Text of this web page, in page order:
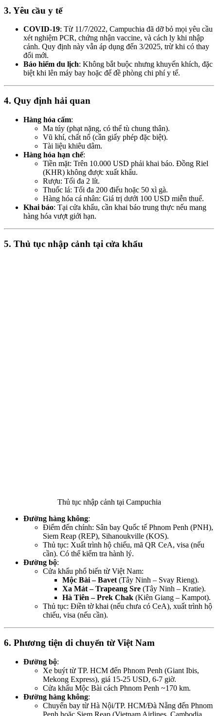
3. Yêu cầu y tế
COVID-19: Từ 11/7/2022, Campuchia đã dỡ bỏ mọi yêu cầu
xét nghiệm PCR, chứng nhận vaccine, và cách ly khi nhập
cảnh. Quy định này vẫn áp dụng đến 3/2025, trừ khi có thay
đổi mới.
Bảo hiểm du lịch: Không bắt buộc nhưng khuyến khích, đặc
biệt khi lên máy bay hoặc để đề phòng chi phí y tế.
4. Quy định hải quan
Hàng hóa cấm:
Ma túy (phạt nặng, có thể tù chung thân).
Vũ khí, chất nổ (cần giấy phép đặc biệt).
Tài liệu khiêu dâm.
Hàng hóa hạn chế:
Tiền mặt: Trên 10.000 USD phải khai báo. Đồng Riel
(KHR) không được xuất khẩu.
Rượu: Tối đa 2 lít.
Thuốc lá: Tối đa 200 điếu hoặc 50 xì gà.
Hàng hóa cá nhân: Giá trị dưới 100 USD miễn thuế.
Khai báo: Tại cửa khẩu, cần khai báo trung thực nếu mang
hàng hóa vượt giới hạn.
5. Thủ tục nhập cảnh tại cửa khẩu
Thủ tục nhập cảnh tại Campuchia
Đường hàng không:
Điểm đến chính: Sân bay Quốc tế Phnom Penh (PNH),
Siem Reap (REP), Sihanoukville (KOS).
Thủ tục: Xuất trình hộ chiếu, mã QR CeA, visa (nếu
cần). Có thể kiểm tra hành lý.
Đường bộ:
Cửa khẩu phổ biến từ Việt Nam:
Mộc Bài – Bavet (Tây Ninh – Svay Rieng).
Xa Mát – Trapeang Sre (Tây Ninh – Kratie).
Hà Tiên – Prek Chak (Kiên Giang – Kampot).
Thủ tục: Điền tờ khai (nếu chưa có CeA), xuất trình hộ
chiếu, visa (nếu cần).
6. Phương tiện di chuyển từ Việt Nam
Đường bộ:
Xe buýt từ TP. HCM đến Phnom Penh (Giant Ibis,
Mekong Express), giá 15-25 USD, 6-7 giờ.
Cửa khẩu Mộc Bài cách Phnom Penh ~170 km.
Đường hàng không:
Chuyến bay từ Hà Nội/TP. HCM/Đà Nẵng đến Phnom
Penh hoặc Siem Reap (Vietnam Airlines, Cambodia